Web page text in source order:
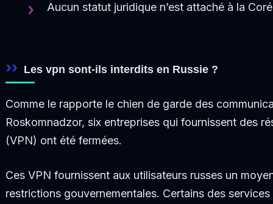
Aucun statut juridique n’est attaché à la
Les vpn sont-ils interdits en Russie ?
Comme le rapporte le chien de garde des
Roskomnadzor, six entreprises qui fournissent des
(VPN) ont été fermées.
Ces VPN fournissent aux utilisateurs russes un
restrictions gouvernementales. Certains des